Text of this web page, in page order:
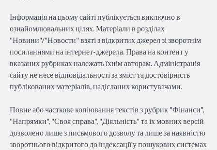
Інформація на цьому сайті публікується виключно в
ознайомлювальних цілях. Матеріали в розділах
"Новини"/"Новости" взяті з відкритих джерел зі зворотнім
посиланнями на інтернет-джерела. Права на контент у
вказаних рубриках належать їхнім авторам. Адміністрація
сайту не несе відповідальності за зміст та достовірність
публікованих матеріалів, надісланих користувачами.
Повне або часткове копіювання текстів з рубрик "Фінанси",
"Напрямки", "Своя справа", "Діяльність" та іх мовних версій
дозволено лише з письмового дозволу та лише за наявністю
зворотнього відкритого до індексації у пошукових системах